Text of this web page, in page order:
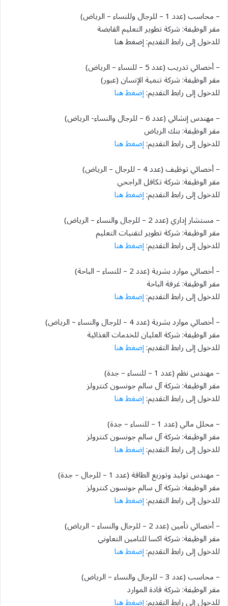
– محاسب (عدد 1 – للرجال وللنساء – الرياض)
مقر الوظيفة: شركة تطوير التعليم القابضة
للدخول إلى رابط التقديم: إضغط هنا
– أخصائي تدريب (عدد 5 – للنساء – الرياض)
مقر الوظيفة: شركة تنمية الإنسان (عبور)
للدخول إلى رابط التقديم:إضغط هنا
– مهندس إنشائي (عدد 6 – للرجال والنساء- الرياض)
مقر الوظيفة: بنك الرياض
للدخول إلى رابط التقديم:إضغط هنا
– أخصائي توظيف (عدد 4 – للرجال – الرياض)
مقر الوظيفة: شركة تكافل الراجحي
للدخول إلى رابط التقديم:إضغط هنا
– مستشار إداري (عدد 2 – للرجال والنساء – الرياض)
مقر الوظيفة: شركة تطوير لتقنيات التعليم
للدخول إلى رابط التقديم:إضغط هنا
– أخصائي موارد بشرية (عدد 2 – للنساء – الباحة)
مقر الوظيفة: غرفة الباحة
للدخول إلى رابط التقديم:إضغط هنا
– أخصائي موارد بشرية (عدد 4 – للرجال والنساء – الرياض)
مقر الوظيفة: شركة العليان للخدمات الغذائية
للدخول إلى رابط التقديم:إضغط هنا
– مهندس نظم (عدد 1 – للنساء – جدة)
مقر الوظيفة: شركة آل سالم جونسون كنترولز
للدخول إلى رابط التقديم:إضغط هنا
– محلل مالي (عدد 1 – للنساء – جدة)
مقر الوظيفة: شركة آل سالم جونسون كنترولز
للدخول إلى رابط التقديم:إضغط هنا
– مهندس توليد وتوزيع الطاقة (عدد 1 – للرجال – جدة)
مقر الوظيفة: شركة آل سالم جونسون كنترولز
للدخول إلى رابط التقديم:إضغط هنا
– أخصائي تأمين (عدد 2 – للرجال والنساء – الرياض)
مقر الوظيفة: شركة اكسا للتامين التعاوني
للدخول إلى رابط التقديم:إضغط هنا
– محاسب (عدد 3 – للرجال والنساء – الرياض)
مقر الوظيفة: شركة قادة الموارد
للدخول إلى رابط التقديم:إضغط هنا